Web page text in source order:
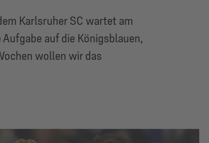
Karlsruher SC wartet am
auf die Königsblauen,
wollen wir das